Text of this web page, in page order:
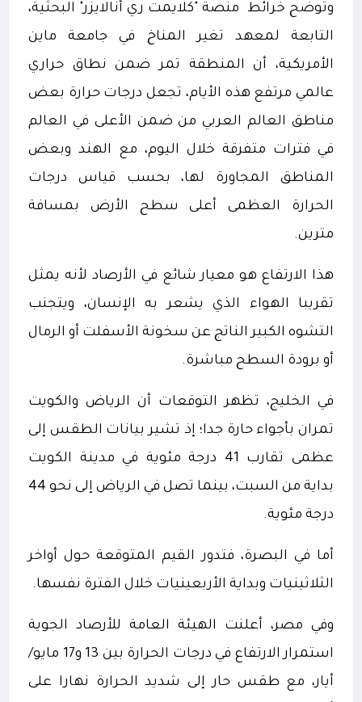
وتوضح خرائط
منصة "كلايمت ري أنالايزر" البحثية،
التابعة لمعهد تغير المناخ في جامعة ماين
الأمريكية، أن المنطقة تمر ضمن نطاق حراري
عالمي مرتفع هذه الأيام، تجعل درجات حرارة بعض
مناطق العالم العربي من ضمن الأعلى في العالم
في فترات متفرقة خلال اليوم، مع الهند وبعض
المناطق المجاورة لها، بحسب قياس درجات
الحرارة العظمى أعلى سطح الأرض بمسافة
مترين.
هذا الارتفاع هو معيار شائع في الأرصاد لأنه يمثل
تقريبا الهواء الذي يشعر به الإنسان، ويتجنب
التشوه الكبير الناتج عن سخونة الأسفلت أو الرمال
أو برودة السطح مباشرة.
في الخليج، تظهر التوقعات أن الرياض والكويت
تمران بأجواء حارة جدا؛ إذ تشير بيانات الطقس إلى
عظمى تقارب 41 درجة مئوية في مدينة الكويت
بداية من السبت، بينما تصل في الرياض إلى نحو 44
درجة مئوية.
أما في البصرة، فتدور القيم المتوقعة حول أواخر
الثلاثينيات وبداية الأربعينيات خلال الفترة نفسها.
وفي مصر، أعلنت الهيئة العامة للأرصاد الجوية
استمرار الارتفاع في درجات الحرارة بين 13 و17 مايو/
أيار، مع طقس حار إلى شديد الحرارة نهارا على